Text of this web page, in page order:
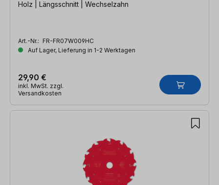
Holz | Längsschnitt | Wechselzahn
Art.-Nr.: FR-FR07W009HC
Auf Lager, Lieferung in 1-2 Werktagen
29,90 €
inkl. MwSt. zzgl.
Versandkosten